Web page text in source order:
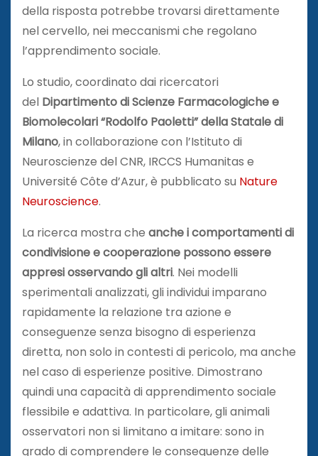
della risposta potrebbe trovarsi direttamente
nel cervello, nei meccanismi che regolano
l’apprendimento sociale.
Lo studio, coordinato dai ricercatori
del Dipartimento di Scienze Farmacologiche e
Biomolecolari “Rodolfo Paoletti” della Statale di
Milano, in collaborazione con l’Istituto di
Neuroscienze del CNR, IRCCS Humanitas e
Université Côte d’Azur, è pubblicato su Nature
Neuroscience.
La ricerca mostra che anche i comportamenti di
condivisione e cooperazione possono essere
appresi osservando gli altri. Nei modelli
sperimentali analizzati, gli individui imparano
rapidamente la relazione tra azione e
conseguenze senza bisogno di esperienza
diretta, non solo in contesti di pericolo, ma anche
nel caso di esperienze positive. Dimostrano
quindi una capacità di apprendimento sociale
flessibile e adattiva. In particolare, gli animali
osservatori non si limitano a imitare: sono in
grado di comprendere le conseguenze delle